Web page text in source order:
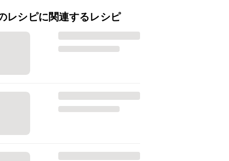
レシピに関連するレシピ